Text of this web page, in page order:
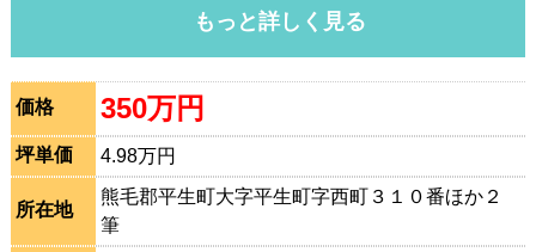
もっと詳しく見る
価格 350万円
坪単価 4.98万円
所在地
熊毛郡平生町大字平生町字西町３１０番ほか２
筆